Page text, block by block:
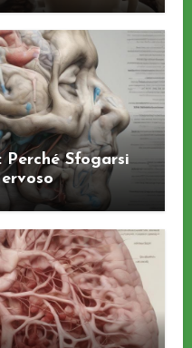
Sfogarsi